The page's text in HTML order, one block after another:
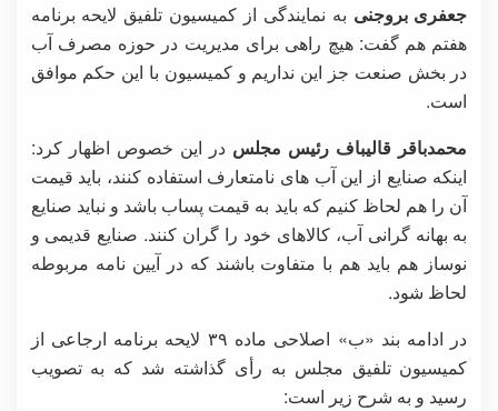
جعفری بروجنی به نمایندگی از کمیسیون تلفیق لایحه برنامه
هفتم هم گفت: هیچ راهی برای مدیریت در حوزه مصرف آب
در بخش صنعت جز این نداریم و کمیسیون با این حکم موافق
است.
محمدباقر قالیباف رئیس مجلس در این خصوص اظهار کرد:
اینکه صنایع از این آب های نامتعارف استفاده کنند، باید قیمت
آن را هم لحاظ کنیم که باید به قیمت پساب باشد و نباید صنایع
به بهانه گرانی آب، کالاهای خود را گران کنند. صنایع قدیمی و
نوساز هم باید هم با متفاوت باشند که در آیین نامه مربوطه
لحاظ شود.
در ادامه بند «ب» اصلاحی ماده ۳۹ لایحه برنامه ارجاعی از
کمیسیون تلفیق مجلس به رأی گذاشته شد که به تصویب
رسید و به شرح زیر است: